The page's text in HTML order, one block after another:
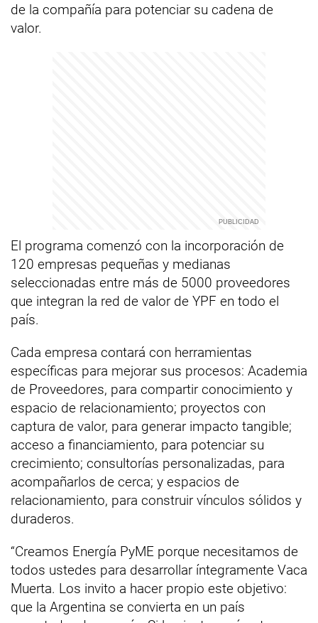
de la compañía para potenciar su cadena de
valor.
El programa comenzó con la incorporación de
120 empresas pequeñas y medianas
seleccionadas entre más de 5000 proveedores
que integran la red de valor de YPF en todo el
país.
Cada empresa contará con herramientas
específicas para mejorar sus procesos: Academia
de Proveedores, para compartir conocimiento y
espacio de relacionamiento; proyectos con
captura de valor, para generar impacto tangible;
acceso a financiamiento, para potenciar su
crecimiento; consultorías personalizadas, para
acompañarlos de cerca; y espacios de
relacionamiento, para construir vínculos sólidos y
duraderos.
“Creamos Energía PyME porque necesitamos de
todos ustedes para desarrollar íntegramente Vaca
Muerta. Los invito a hacer propio este objetivo:
que la Argentina se convierta en un país